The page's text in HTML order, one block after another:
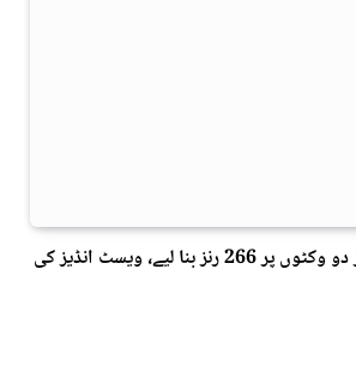
پاکستان نے پہلی اننگز دو وکٹوں پر 266 رنز بنا لیے، ویسٹ انڈیز کی